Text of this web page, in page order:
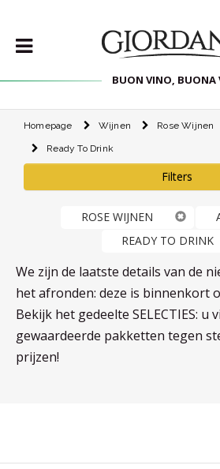
BUON VINO, BUONA
WIJNEN
DELICATESSEN
PAKKETTEN
STERKE
SPECIAL
PROMOTIES
BLOG
Homepage Wijnen Rose Wijnen
Ready To Drink
Filters
ROSE WIJNEN
READY TO DRINK
We zijn de laatste details van de
het afronden: deze is binnenkort
Bekijk het gedeelte SELECTIES: u
gewaardeerde pakketten tegen
prijzen!